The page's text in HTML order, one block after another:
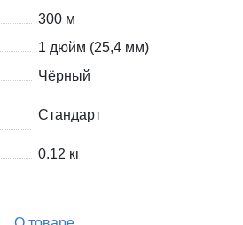
300 м
1 дюйм (25,4 мм)
Чёрный
Стандарт
0.12 кг